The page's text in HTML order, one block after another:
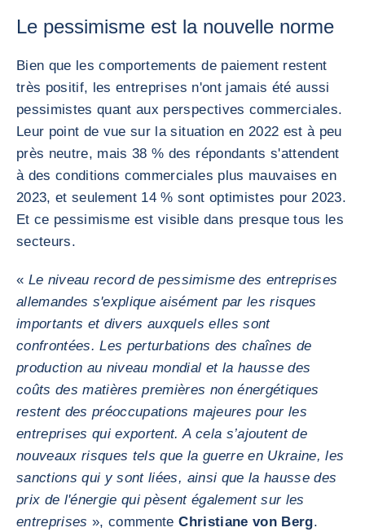
Le pessimisme est la nouvelle norme
Bien que les comportements de paiement restent
très positif, les entreprises n'ont jamais été aussi
pessimistes quant aux perspectives commerciales.
Leur point de vue sur la situation en 2022 est à peu
près neutre, mais 38 % des répondants s'attendent
à des conditions commerciales plus mauvaises en
2023, et seulement 14 % sont optimistes pour 2023.
Et ce pessimisme est visible dans presque tous les
secteurs.
« Le niveau record de pessimisme des entreprises
allemandes s'explique aisément par les risques
importants et divers auxquels elles sont
confrontées. Les perturbations des chaînes de
production au niveau mondial et la hausse des
coûts des matières premières non énergétiques
restent des préoccupations majeures pour les
entreprises qui exportent. A cela s’ajoutent de
nouveaux risques tels que la guerre en Ukraine, les
sanctions qui y sont liées, ainsi que la hausse des
prix de l'énergie qui pèsent également sur les
entreprises », commenteChristiane von Berg.